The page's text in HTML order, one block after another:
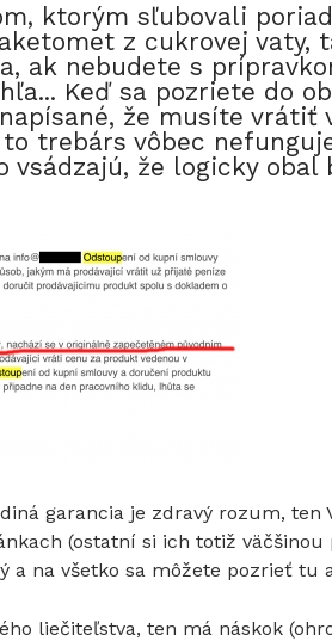
ktorým sľubovali
z cukrovej vaty,
ak nebudete s
Keď sa pozriete do
že musíte vrátiť
trebárs vôbec
že logicky obal
garancia je zdravý rozum, ten
(ostatní si ich totiž
a na všetko sa môžete pozrieť tu
liečiteľstva, ten má náskok